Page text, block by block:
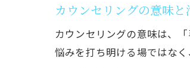
カウンセリングの意味
カウンセリングの意味は、
悩みを打ち明ける場ではな